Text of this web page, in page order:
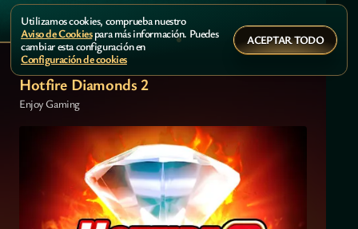
Hotfire Diamonds 2
Enjoy Gaming
Utilizamos cookies, comprueba nuestro
Aviso de Cookiespara más información. Puedes
cambiar esta configuración en
Configuración de cookies
ACEPTAR TODO